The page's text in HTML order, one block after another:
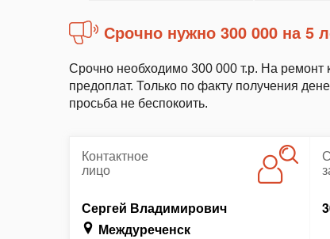
Срочно нужно 300 000 на 5
Срочно необходимо 300 000 т.р. На ремонт
предоплат. Только по факту получения
просьба не беспокоить.
Контактное
лицо
Сергей Владимирович
Междуреченск